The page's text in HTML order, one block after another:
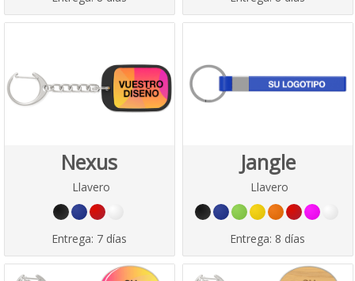
Nexus
Llavero
Entrega: 7 días
Jangle
Llavero
Entrega: 8 días